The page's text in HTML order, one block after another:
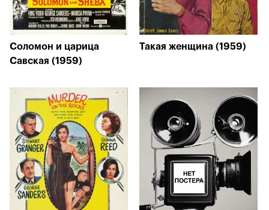
Соломон и царица
Савская (1959)
Такая женщина (1959)